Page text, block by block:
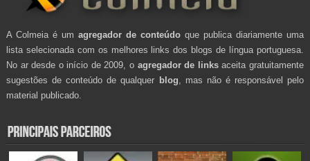
A Colmeia é um agregador de conteúdo que publica diariamente uma
lista selecionada com os melhores links dos blogs de língua portuguesa.
No ar desde o início de 2009, o agregador de linksaceita gratuitamente
sugestões de conteúdo de qualquer blog , mas não é responsável pelo
material publicado.